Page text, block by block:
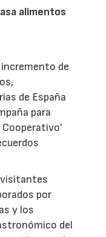
alimentos
incremento de
de España
para
Cooperativo'
visitantes
por
y los
del